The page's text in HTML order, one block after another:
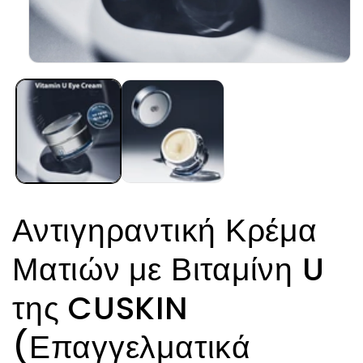
μέσου
στο
βοηθητικό
παράθυρο
Αντιγηραντική Κρέμα
Ματιών με Βιταμίνη U
της CUSKIN
(Επαγγελματικά